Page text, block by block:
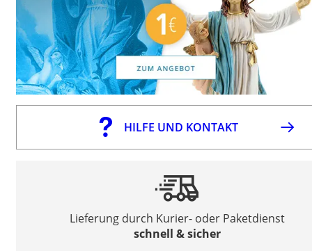
HILFE UND KONTAKT
Lieferung durch Kurier- oder Paketdienst
schnell & sicher